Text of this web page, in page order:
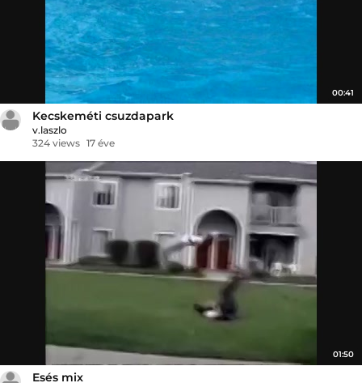
00:41
Kecskeméti csuzdapark
v.laszlo
324 views 17 éve
01:50
Esés mix